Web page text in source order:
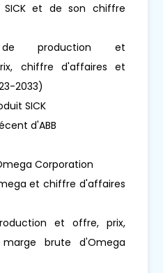
SICK et de son chiffre
production et
chiffre d'affaires et
2033)
SICK
d'ABB
Corporation
et chiffre d'affaires
et offre, prix,
brute d'Omega